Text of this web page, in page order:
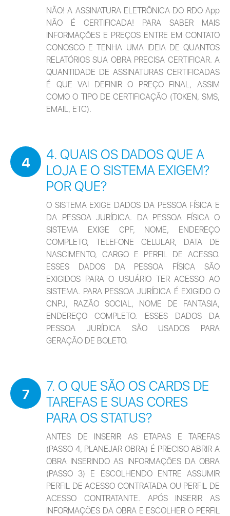
NÃO! A ASSINATURA ELETRÔNICA DO RDO App
NÃO É CERTIFICADA! PARA SABER MAIS
INFORMAÇÕES E PREÇOS ENTRE EM CONTATO
CONOSCO E TENHA UMA IDEIA DE QUANTOS
RELATÓRIOS SUA OBRA PRECISA CERTIFICAR. A
QUANTIDADE DE ASSINATURAS CERTIFICADAS
É QUE VAI DEFINIR O PREÇO FINAL, ASSIM
COMO O TIPO DE CERTIFICAÇÃO (TOKEN, SMS,
EMAIL, ETC).
4
4. QUAIS OS DADOS QUE A
LOJA E O SISTEMA EXIGEM?
POR QUE?
O SISTEMA EXIGE DADOS DA PESSOA FÍSICA E
DA PESSOA JURÍDICA. DA PESSOA FÍSICA O
SISTEMA EXIGE CPF, NOME, ENDEREÇO
COMPLETO, TELEFONE CELULAR, DATA DE
NASCIMENTO, CARGO E PERFIL DE ACESSO.
ESSES DADOS DA PESSOA FÍSICA SÃO
EXIGIDOS PARA O USUÁRIO TER ACESSO AO
SISTEMA. PARA PESSOA JURÍDICA É EXIGIDO O
CNPJ, RAZÃO SOCIAL, NOME DE FANTASIA,
ENDEREÇO COMPLETO. ESSES DADOS DA
PESSOA JURÍDICA SÃO USADOS PARA
GERAÇÃO DE BOLETO.
7
7. O QUE SÃO OS CARDS DE
TAREFAS E SUAS CORES
PARA OS STATUS?
ANTES DE INSERIR AS ETAPAS E TAREFAS
(PASSO 4, PLANEJAR OBRA) É PRECISO ABRIR A
OBRA INSERINDO AS INFORMAÇÕES DA OBRA
(PASSO 3) E ESCOLHENDO ENTRE ASSUMIR
PERFIL DE ACESSO CONTRATADA OU PERFIL DE
ACESSO CONTRATANTE. APÓS INSERIR AS
INFORMAÇÕES DA OBRA E ESCOLHER O PERFIL